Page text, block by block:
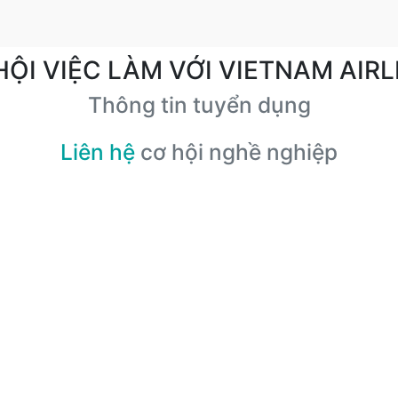
VIỆC LÀM VỚI VIETNAM
Thông tin tuyển dụng
Liên hệ cơ hội nghề nghiệp